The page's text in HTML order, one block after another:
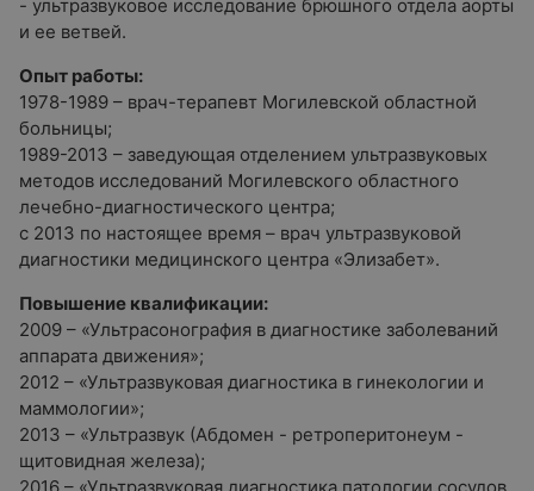
- ультразвуковое исследование брюшного отдела аорты
и ее ветвей.
Опыт работы:
1978-1989 – врач-терапевт Могилевской областной
больницы;
1989-2013 – заведующая отделением ультразвуковых
методов исследований Могилевского областного
лечебно-диагностического центра;
с 2013 по настоящее время – врач ультразвуковой
диагностики медицинского центра «Элизабет».
Повышение квалификации:
2009 – «Ультрасонография в диагностике заболеваний
аппарата движения»;
2012 – «Ультразвуковая диагностика в гинекологии и
маммологии»;
2013 – «Ультразвук (Абдомен - ретроперитонеум -
щитовидная железа);